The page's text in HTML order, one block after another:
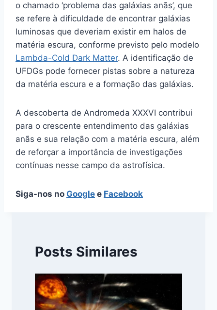
o chamado ‘problema das galáxias anãs’, que
se refere à dificuldade de encontrar galáxias
luminosas que deveriam existir em halos de
matéria escura, conforme previsto pelo modelo
Lambda-Cold Dark Matter. A identificação de
UFDGs pode fornecer pistas sobre a natureza
da matéria escura e a formação das galáxias.
A descoberta de Andromeda XXXVI contribui
para o crescente entendimento das galáxias
anãs e sua relação com a matéria escura, além
de reforçar a importância de investigações
contínuas nesse campo da astrofísica.
Siga-nos no Google e Facebook
Posts Similares